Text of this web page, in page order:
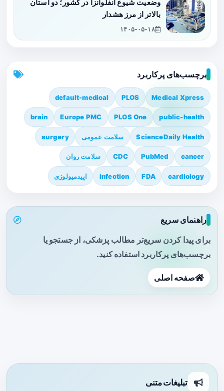
وضعیت شیوع آنفلوانزا در کشور؛ دو استان
بالاتر از مرز هشدار
۱۴۰۵-۰۵-۱۸
برچسب‌های پرکاربرد
Medical Xpress
PLOS
default-medical
public-health
PLOS One
Europe PMC
brain
ScienceDaily Health سلامت عمومی surgery
cancer
PubMed
CDC سلامت روان
cardiology
FDA
infection اپیدمیولوژی
راهنمای سریع
برای پیدا کردن سریع‌تر مطالب پزشکی، از جستجو یا
برچسب‌های پرکاربرد استفاده کنید.
صفحه اصلی
تبلیغات متنی